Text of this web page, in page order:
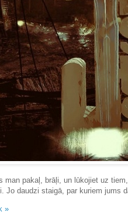
man pakaļ, brāļi, un lūkojiet uz
Jo daudzi staigā, par kuriem jums
»